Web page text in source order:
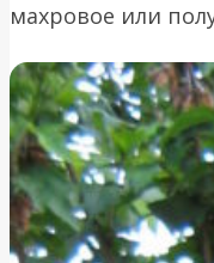
махровое или